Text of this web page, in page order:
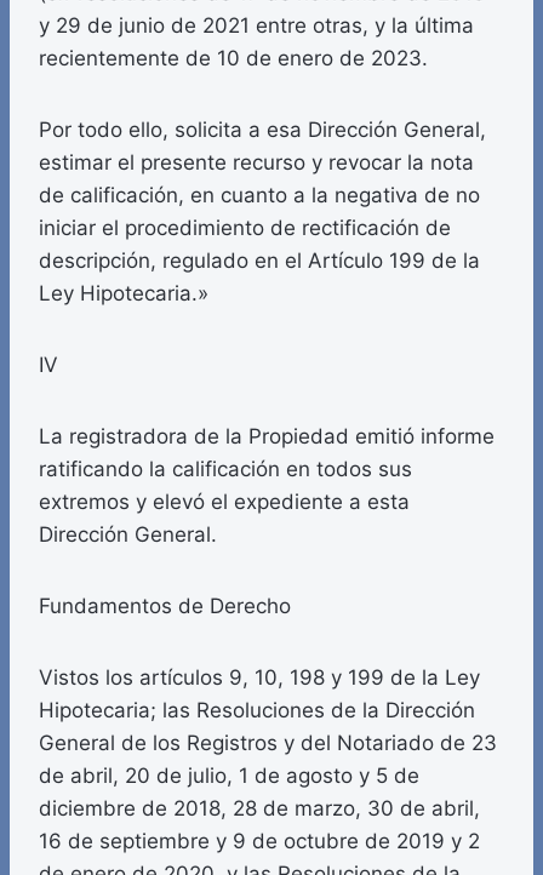
y 29 de junio de 2021 entre otras, y la última
recientemente de 10 de enero de 2023.
Por todo ello, solicita a esa Dirección General,
estimar el presente recurso y revocar la nota
de calificación, en cuanto a la negativa de no
iniciar el procedimiento de rectificación de
descripción, regulado en el Artículo 199 de la
Ley Hipotecaria.»
IV
La registradora de la Propiedad emitió informe
ratificando la calificación en todos sus
extremos y elevó el expediente a esta
Dirección General.
Fundamentos de Derecho
Vistos los artículos 9, 10, 198 y 199 de la Ley
Hipotecaria; las Resoluciones de la Dirección
General de los Registros y del Notariado de 23
de abril, 20 de julio, 1 de agosto y 5 de
diciembre de 2018, 28 de marzo, 30 de abril,
16 de septiembre y 9 de octubre de 2019 y 2